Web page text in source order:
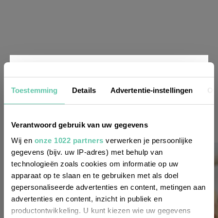
Toestemming Details Advertentie-instellingen
Verantwoord gebruik van uw gegevens
Wij en onze 1022 partners verwerken je persoonlijke
gegevens (bijv. uw IP-adres) met behulp van
technologieën zoals cookies om informatie op uw
apparaat op te slaan en te gebruiken met als doel
gepersonaliseerde advertenties en content, metingen aan
advertenties en content, inzicht in publiek en
productontwikkeling. U kunt kiezen wie uw gegevens
Nieuwsbrief
Wil je altijd als eerste op de hoogte zijn
van de laatste nieuwtjes, leuke adressen
en inspirerende tips voor Frankrijk? Meld
je dan aan voor onze 2-wekelijkse
nieuwsbrief. Zo gedaan!